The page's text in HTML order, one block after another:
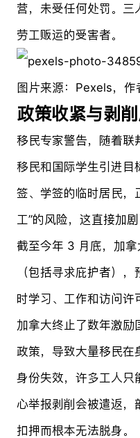
营，未受任何处罚。三
劳工贩运的受害者。
图片来源：Pexels，
政策收紧与剥
移民专家警告，随着联
移民和国际学生引进目
签、学签的临时居民，
工”的风险，这直接加
截至今年 3 月底，加
（包括寻求庇护者）
时学习、工作和访问许
加拿大终止了数年激励
政策，导致大量移民在
身份失效，许多工人只
心举报剥削会被遣返，
扣押而根本无法脱身。